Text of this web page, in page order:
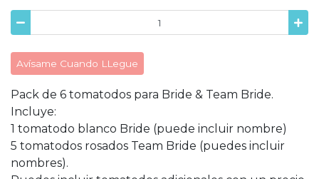
Avísame Cuando LLegue
Pack de 6 tomatodos para Bride & Team Bride.
Incluye:
1 tomatodo blanco Bride (puede incluir nombre)
5 tomatodos rosados Team Bride (puedes incluir
nombres).